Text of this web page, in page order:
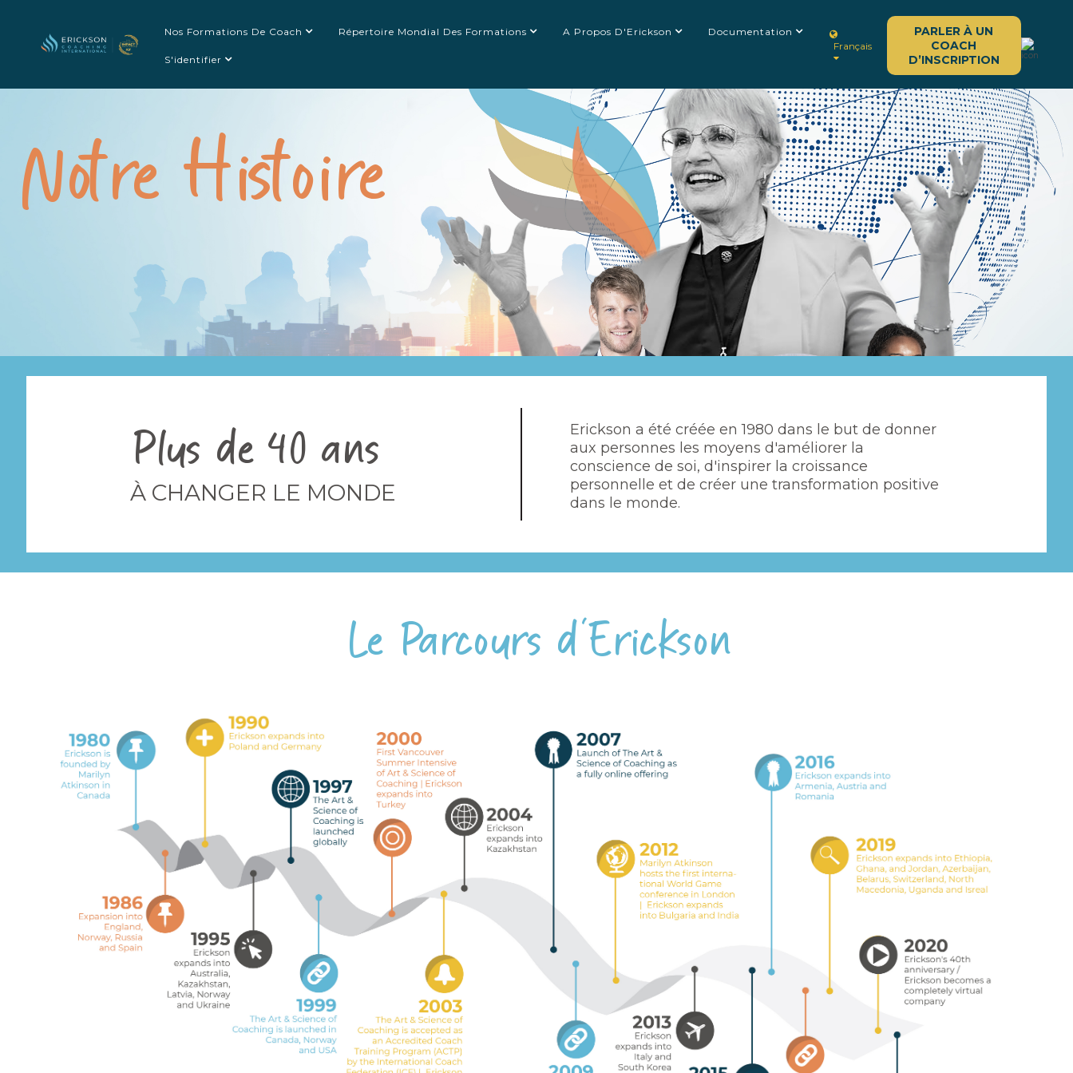
Nos Formations De Coach Répertoire Mondial Des Formations A Propos D'Erickson Documentation
S'identifier
PARLER À UN
COACH
D’INSCRIPTION
Français
Notre Histoire
Plus de 40 ans
À CHANGER LE MONDE
Erickson a été créée en 1980 dans le but de donner
aux personnes les moyens d'améliorer la
conscience de soi, d'inspirer la croissance
personnelle et de créer une transformation positive
dans le monde.
Le Parcours d'Erickson